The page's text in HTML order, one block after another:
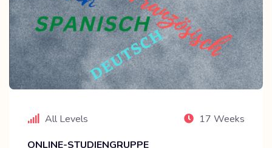
All Levels
17 Weeks
ONLINE-STUDIENGRUPPE